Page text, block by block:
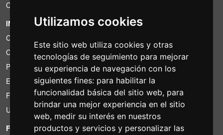
Utilizamos cookies
Este sitio web utiliza cookies y otras
tecnologías de seguimiento para mejorar
su experiencia de navegación con los
siguientes fines: para habilitar la
funcionalidad básica del sitio web, para
brindar una mejor experiencia en el sitio
web, medir su interés en nuestros
productos y servicios y personalizar las
Condiciones de IVA
INFORMACIÓN
Condiciones de alquiler
Cotizaciones
Paquetes de ahorro
Encontrado por menos?
Financiacion
Uso
FOTOCOLOMBO.IT